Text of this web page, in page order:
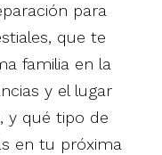
para
que te
familia en la
y el lugar
y qué tipo de
en tu próxima